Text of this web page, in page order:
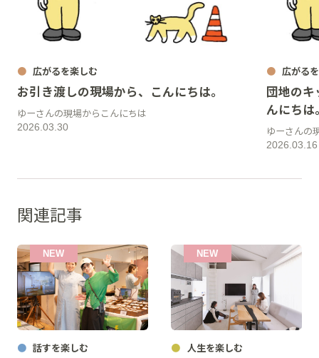
広がるを楽しむ
お引き渡しの現場から、こんにちは。
2026.03.30
ゆーさんの現場からこんにちは
広がる
団地の
んにちは
2026.03.16
ゆーさんの
関連記事
話すを楽しむ 人生を楽しむ